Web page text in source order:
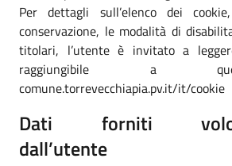
Per dettagli sull’elenco dei
conservazione, le modalità di
titolari, l’utente è invitato a
raggiungibile a
comune.torrevecchiapia.pv.it/it/cookie
Dati forniti
dall’utente